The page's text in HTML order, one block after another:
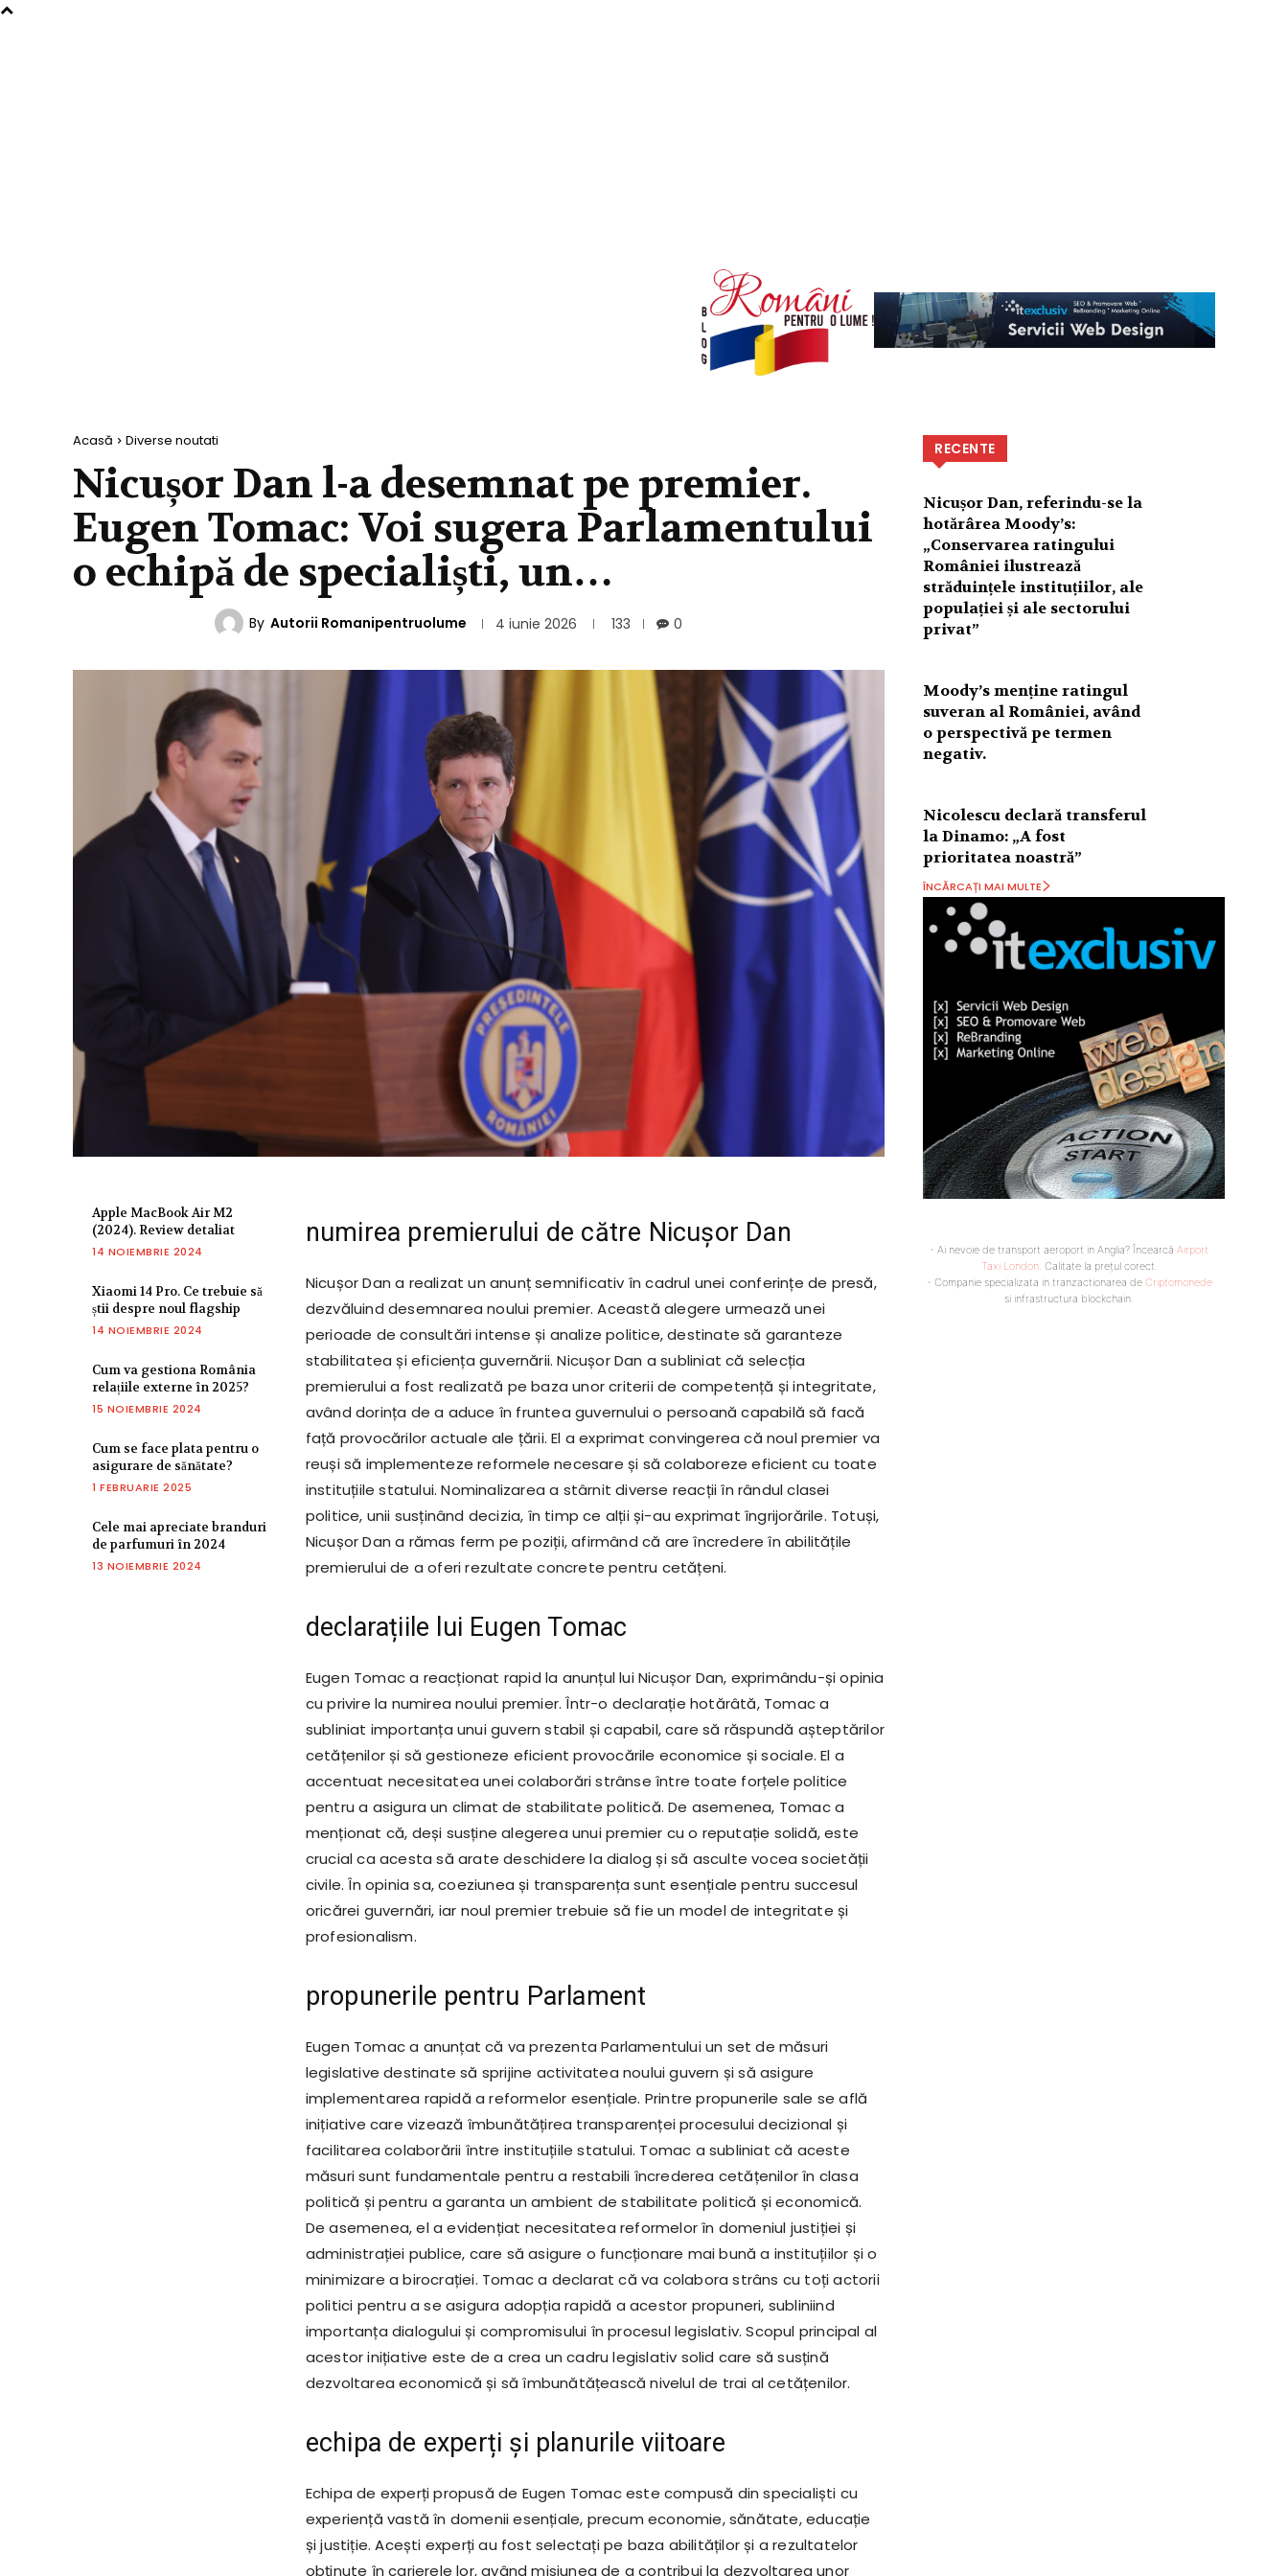
Acasă Diverse noutati
Nicușor Dan l-a desemnat pe premier.
Eugen Tomac: Voi sugera Parlamentului
o echipă de specialiști, un…
By Autorii Romanipentruolume 4 iunie 2026 133 0
Apple MacBook Air M2
(2024). Review detaliat
14 NOIEMBRIE 2024
Xiaomi 14 Pro. Ce trebuie să
știi despre noul flagship
14 NOIEMBRIE 2024
Cum va gestiona România
relațiile externe în 2025?
15 NOIEMBRIE 2024
Cum se face plata pentru o
asigurare de sănătate?
1 FEBRUARIE 2025
Cele mai apreciate branduri
de parfumuri în 2024
13 NOIEMBRIE 2024
numirea premierului de către Nicușor Dan
Nicușor Dan a realizat un anunț semnificativ în cadrul unei conferințe de presă,
dezvăluind desemnarea noului premier. Această alegere urmează unei
perioade de consultări intense și analize politice, destinate să garanteze
stabilitatea și eficiența guvernării. Nicușor Dan a subliniat că selecția
premierului a fost realizată pe baza unor criterii de competență și integritate,
având dorința de a aduce în fruntea guvernului o persoană capabilă să facă
față provocărilor actuale ale țării. El a exprimat convingerea că noul premier va
reuși să implementeze reformele necesare și să colaboreze eficient cu toate
instituțiile statului. Nominalizarea a stârnit diverse reacții în rândul clasei
politice, unii susținând decizia, în timp ce alții și-au exprimat îngrijorările. Totuși,
Nicușor Dan a rămas ferm pe poziții, afirmând că are încredere în abilitățile
premierului de a oferi rezultate concrete pentru cetățeni.
declarațiile lui Eugen Tomac
Eugen Tomac a reacționat rapid la anunțul lui Nicușor Dan, exprimându-și opinia
cu privire la numirea noului premier. Într-o declarație hotărâtă, Tomac a
subliniat importanța unui guvern stabil și capabil, care să răspundă așteptărilor
cetățenilor și să gestioneze eficient provocările economice și sociale. El a
accentuat necesitatea unei colaborări strânse între toate forțele politice
pentru a asigura un climat de stabilitate politică. De asemenea, Tomac a
menționat că, deși susține alegerea unui premier cu o reputație solidă, este
crucial ca acesta să arate deschidere la dialog și să asculte vocea societății
civile. În opinia sa, coeziunea și transparența sunt esențiale pentru succesul
oricărei guvernări, iar noul premier trebuie să fie un model de integritate și
profesionalism.
propunerile pentru Parlament
Eugen Tomac a anunțat că va prezenta Parlamentului un set de măsuri
legislative destinate să sprijine activitatea noului guvern și să asigure
implementarea rapidă a reformelor esențiale. Printre propunerile sale se află
inițiative care vizează îmbunătățirea transparenței procesului decizional și
facilitarea colaborării între instituțiile statului. Tomac a subliniat că aceste
măsuri sunt fundamentale pentru a restabili încrederea cetățenilor în clasa
politică și pentru a garanta un ambient de stabilitate politică și economică.
De asemenea, el a evidențiat necesitatea reformelor în domeniul justiției și
administrației publice, care să asigure o funcționare mai bună a instituțiilor și o
minimizare a birocrației. Tomac a declarat că va colabora strâns cu toți actorii
politici pentru a se asigura adopția rapidă a acestor propuneri, subliniind
importanța dialogului și compromisului în procesul legislativ. Scopul principal al
acestor inițiative este de a crea un cadru legislativ solid care să susțină
dezvoltarea economică și să îmbunătățească nivelul de trai al cetățenilor.
echipa de experți și planurile viitoare
Echipa de experți propusă de Eugen Tomac este compusă din specialiști cu
experiență vastă în domenii esențiale, precum economie, sănătate, educație
și justiție. Acești experți au fost selectați pe baza abilităților și a rezultatelor
obținute în carierele lor, având misiunea de a contribui la dezvoltarea unor
RECENTE
Nicușor Dan, referindu-se la
hotărârea Moody’s:
„Conservarea ratingului
României ilustrează
străduințele instituțiilor, ale
populației și ale sectorului
privat”
Moody’s menține ratingul
suveran al României, având
o perspectivă pe termen
negativ.
Nicolescu declară transferul
la Dinamo: „A fost
prioritatea noastră”
ÎNCĂRCAȚI MAI MULTE
- Ai nevoie de transport aeroport in Anglia? Încearcă Airport
Taxi London. Calitate la prețul corect.
- Companie specializata in tranzactionarea de Criptomonede
si infrastructura blockchain.